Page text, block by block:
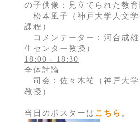
の子供像：見立てられた教
松本風子（神戸大学人文
課程）
コメンテーター：河合成
生センター教授）
18:00 - 18:30
全体討論
司会：佐々木祐（神戸大
教授）
当日のポスターは こちら 。